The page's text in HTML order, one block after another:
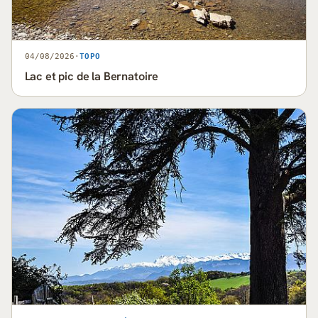
04/08/2026 · TOPO
Lac et pic de la Bernatoire